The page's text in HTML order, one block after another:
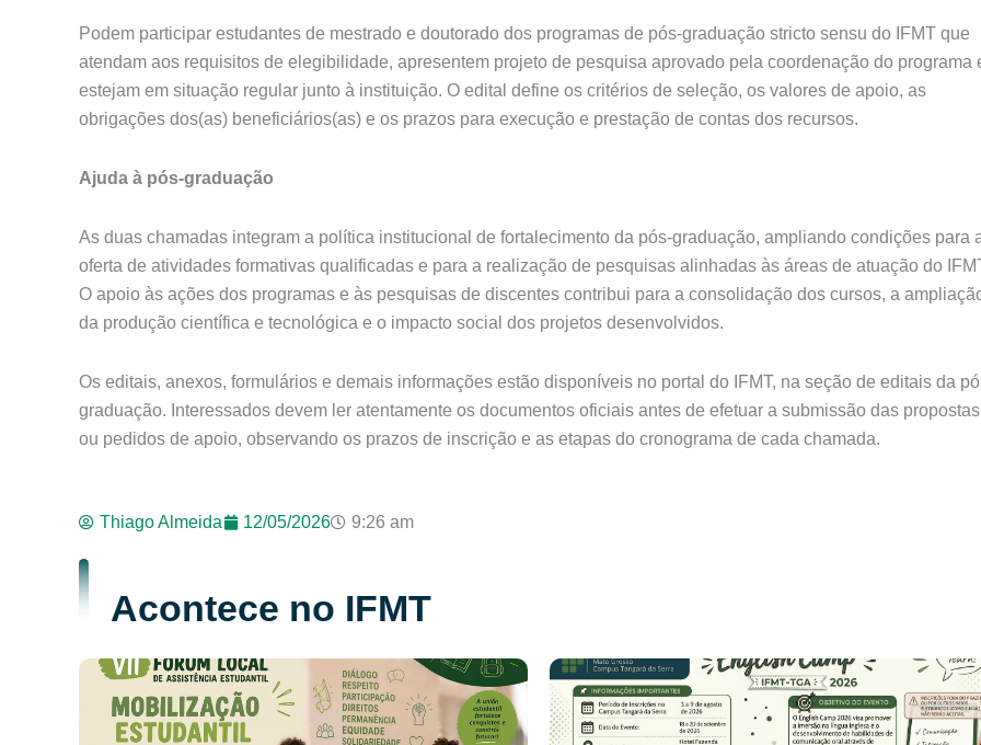
Podem participar estudantes de mestrado e doutorado dos programas de pós-graduação stricto sensu do IFMT que
atendam aos requisitos de elegibilidade, apresentem projeto de pesquisa aprovado pela coordenação do programa
estejam em situação regular junto à instituição. O edital define os critérios de seleção, os valores de apoio, as
obrigações dos(as) beneficiários(as) e os prazos para execução e prestação de contas dos recursos.
Ajuda à pós-graduação
As duas chamadas integram a política institucional de fortalecimento da pós-graduação, ampliando condições para
oferta de atividades formativas qualificadas e para a realização de pesquisas alinhadas às áreas de atuação do
O apoio às ações dos programas e às pesquisas de discentes contribui para a consolidação dos cursos, a
da produção científica e tecnológica e o impacto social dos projetos desenvolvidos.
Os editais, anexos, formulários e demais informações estão disponíveis no portal do IFMT, na seção de editais da
graduação. Interessados devem ler atentamente os documentos oficiais antes de efetuar a submissão das propostas
ou pedidos de apoio, observando os prazos de inscrição e as etapas do cronograma de cada chamada.
Thiago Almeida 12/05/2026 9:26 am
Acontece no IFMT